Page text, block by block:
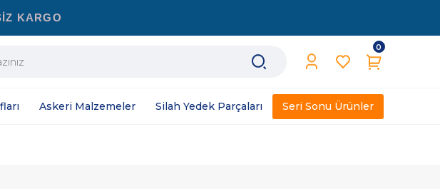
KARGO
0
Askeri Malzemeler Silah Yedek Parçaları Seri Sonu Ürünler